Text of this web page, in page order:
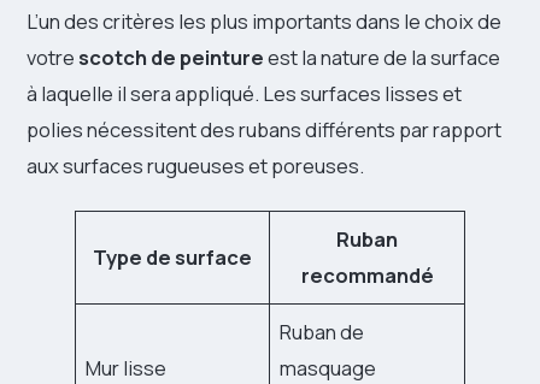
L’un des critères les plus importants dans le choix de
votrescotch de peintureest la nature de la surface
à laquelle il sera appliqué. Les surfaces lisses et
polies nécessitent des rubans différents par rapport
aux surfaces rugueuses et poreuses.
Type de surface
Ruban
recommandé
Mur lisse
Ruban de
masquage